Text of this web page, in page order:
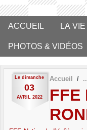
ACCUEIL LA
PHOTOS & VIDÉOS
Le dimanche
03
AVRIL 2022
Accueil
FFE